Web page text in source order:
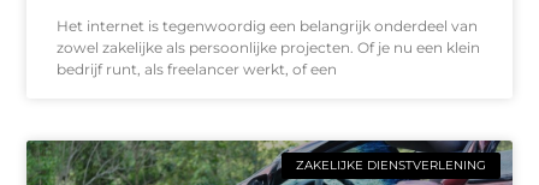
Het internet is tegenwoordig een belangrijk onderdeel van
zowel zakelijke als persoonlijke projecten. Of je nu een klein
bedrijf runt, als freelancer werkt, of een
ZAKELIJKE DIENSTVERLENING